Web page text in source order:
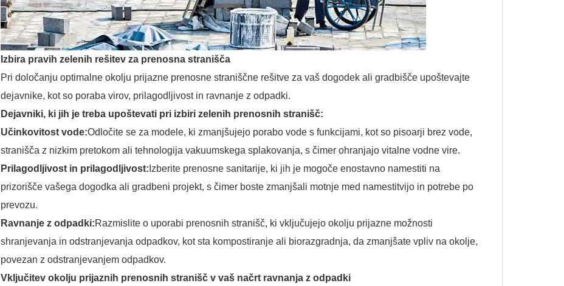
Izbira pravih zelenih rešitev za prenosna stranišča
Pri določanju optimalne okolju prijazne prenosne straniščne rešitve za vaš dogodek ali gradbišče upoštevajte
dejavnike, kot so poraba virov, prilagodljivost in ravnanje z odpadki.
Dejavniki, ki jih je treba upoštevati pri izbiri zelenih prenosnih stranišč:
Učinkovitost vode:Odločite se za modele, ki zmanjšujejo porabo vode s funkcijami, kot so pisoarji brez vode,
stranišča z nizkim pretokom ali tehnologija vakuumskega splakovanja, s čimer ohranjajo vitalne vodne vire.
Prilagodljivost in prilagodljivost: Izberite prenosne sanitarije, ki jih je mogoče enostavno namestiti na
prizorišče vašega dogodka ali gradbeni projekt, s čimer boste zmanjšali motnje med namestitvijo in potrebe po
prevozu.
Ravnanje z odpadki:Razmislite o uporabi prenosnih stranišč, ki vključujejo okolju prijazne možnosti
shranjevanja in odstranjevanja odpadkov, kot sta kompostiranje ali biorazgradnja, da zmanjšate vpliv na okolje,
povezan z odstranjevanjem odpadkov.
Vključitev okolju prijaznih prenosnih stranišč v vaš načrt ravnanja z odpadki